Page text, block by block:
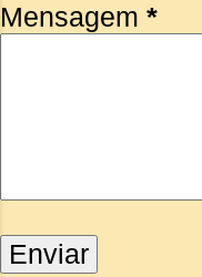
Mensagem *